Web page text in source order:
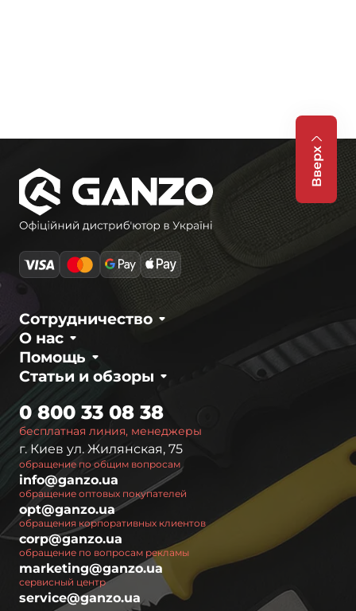
Вверх
О нас
Сотрудничество
Статьи и обзоры
Помощь
бесплатная линия, менеджеры
0 800 33 08 38
г. Киев ул. Жилянская, 75
обращение по общим вопросам
info@ganzo.ua
обращение оптовых покупателей
opt@ganzo.ua
обращения корпоративных клиентов
corp@ganzo.ua
обращение по вопросам рекламы
marketing@ganzo.ua
сервисный центр
service@ganzo.ua